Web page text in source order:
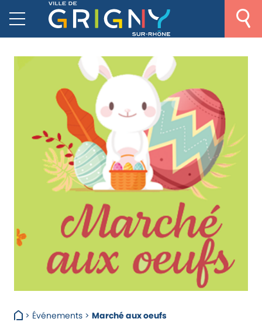
> Événements> Marché aux oeufs